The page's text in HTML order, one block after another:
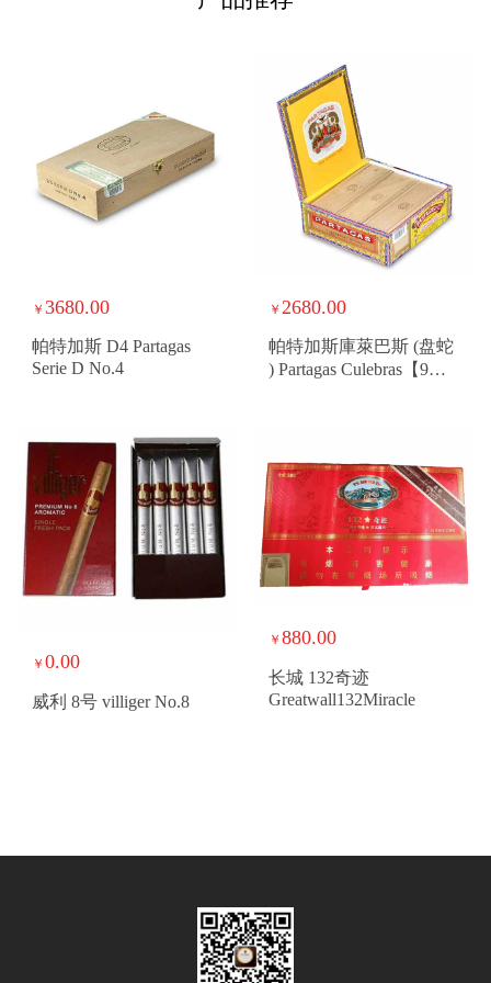
￥ 3680.00
帕特加斯 D4 Partagas
Serie D No.4
￥ 2680.00
帕特加斯庫萊巴斯 (盘蛇
) Partagas Culebras【9支
￥ 0.00
威利 8号 villiger No.8
￥ 880.00
长城 132奇迹
Greatwall132Miracle